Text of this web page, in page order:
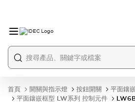
首頁 開關與指示燈 按鈕開關
平面鑲
平面鑲嵌框型 LW系列 控制元件